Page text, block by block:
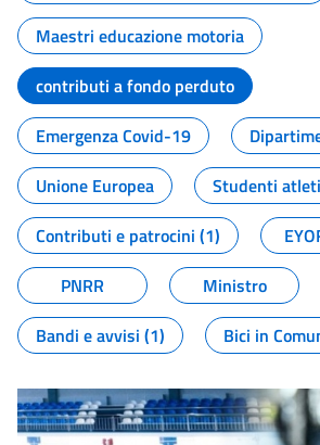
Maestri educazione motoria
contributi a fondo perduto
Emergenza Covid-19
Unione Europea
Studenti atleti
Contributi e patrocini (1)
PNRR
Ministro
Bandi e avvisi (1)
Bici in